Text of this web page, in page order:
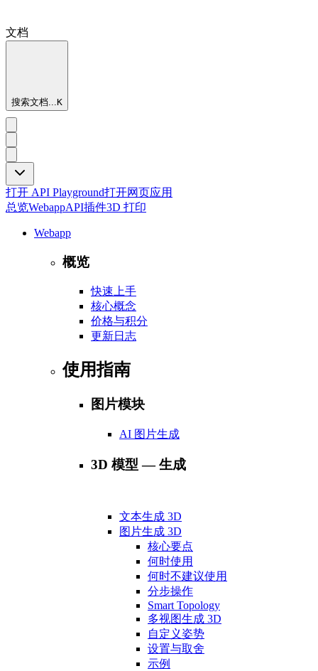
文档
搜索文档...K
打开 API Playground打开网页应用
总览WebappAPI插件3D 打印
Webapp
概览
快速上手
核心概念
价格与积分
更新日志
使用指南
图片模块
AI 图片生成
3D 模型 — 生成
文本生成 3D
图片生成 3D
核心要点
何时使用
何时不建议使用
分步操作
Smart Topology
多视图生成 3D
自定义姿势
设置与取舍
示例